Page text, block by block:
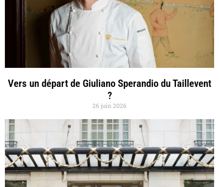
Vers un départ de Giuliano Sperandio du Taillevent
?
26 juin 2026